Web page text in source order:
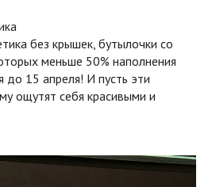
без крышек, бутылочки со
меньше 50% наполнения
до 15 апреля! И пусть эти
ощутят себя красивыми и